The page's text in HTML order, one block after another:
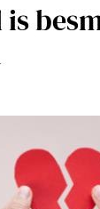
is